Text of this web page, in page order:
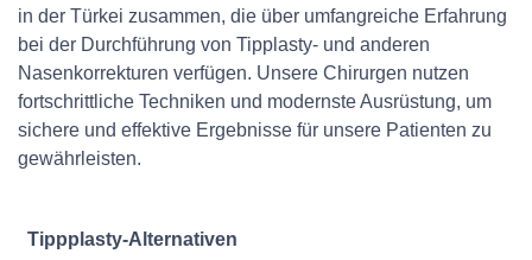
in der Türkei zusammen, die über umfangreiche Erfahrung
bei der Durchführung von Tipplasty- und anderen
Nasenkorrekturen verfügen. Unsere Chirurgen nutzen
fortschrittliche Techniken und modernste Ausrüstung, um
sichere und effektive Ergebnisse für unsere Patienten zu
gewährleisten.
Tippplasty-Alternativen